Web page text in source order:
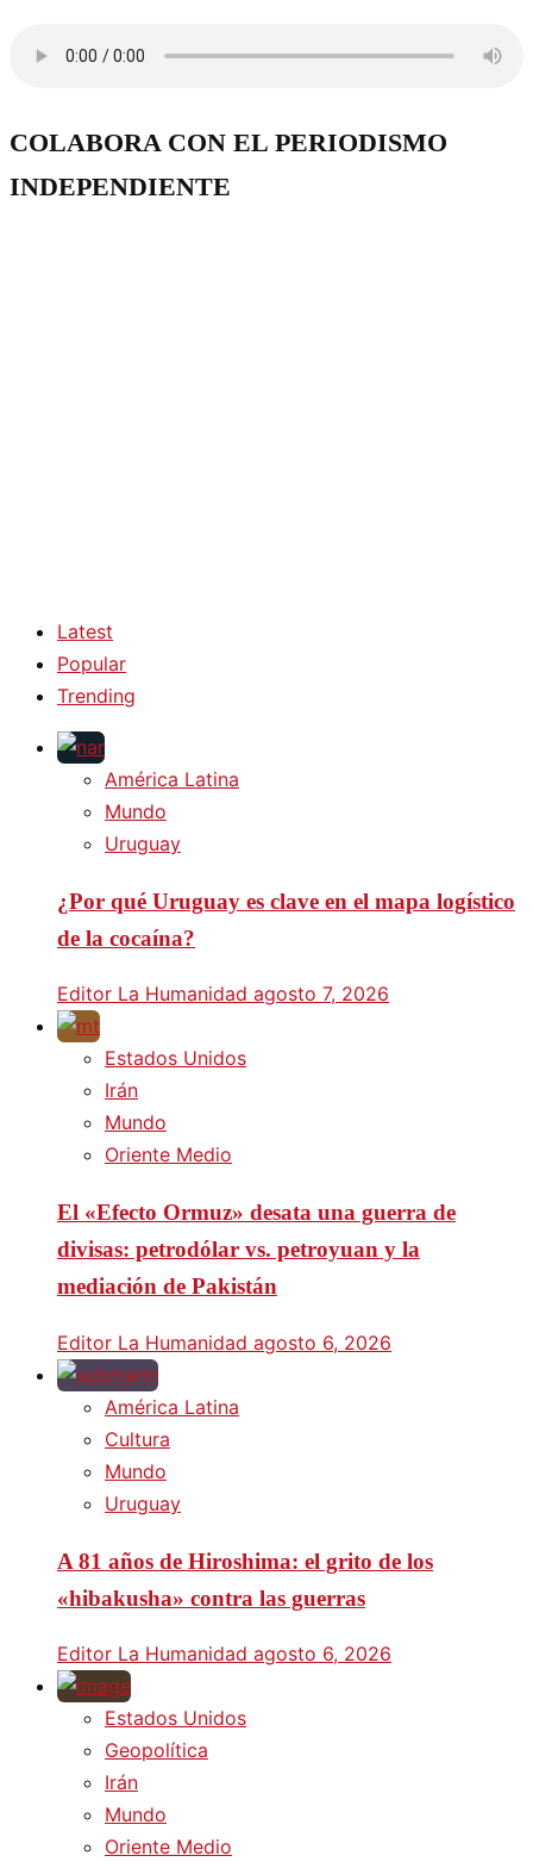
COLABORA CON EL PERIODISMO
INDEPENDIENTE
Latest
Popular
Trending
América Latina
Mundo
Uruguay
¿Por qué Uruguay es clave en el mapa logístico
de la cocaína?
Editor La Humanidad agosto 7, 2026
Estados Unidos
Irán
Mundo
Oriente Medio
El «Efecto Ormuz» desata una guerra de
divisas: petrodólar vs. petroyuan y la
mediación de Pakistán
Editor La Humanidad agosto 6, 2026
América Latina
Cultura
Mundo
Uruguay
A 81 años de Hiroshima: el grito de los
«hibakusha» contra las guerras
Editor La Humanidad agosto 6, 2026
Estados Unidos
Geopolítica
Irán
Mundo
Oriente Medio